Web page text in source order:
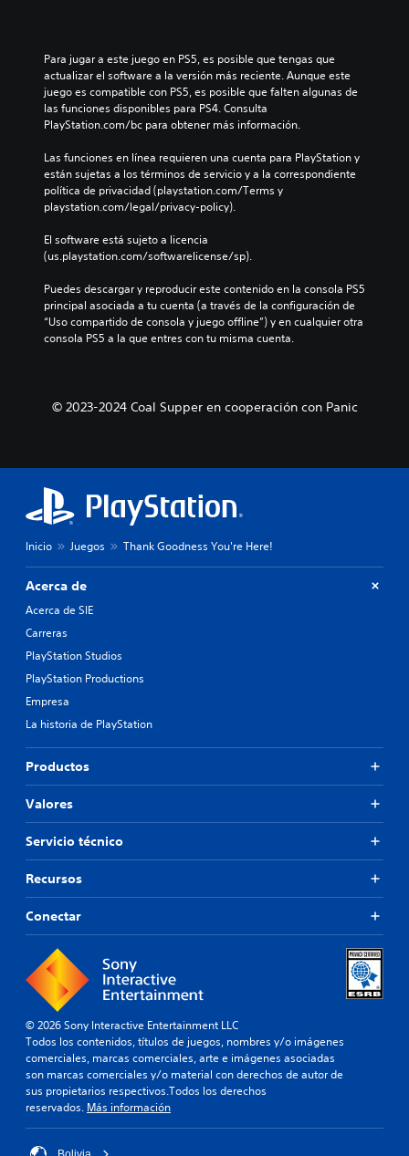
Para jugar a este juego en PS5, es posible que tengas que
actualizar el software a la versión más reciente. Aunque este
juego es compatible con PS5, es posible que falten algunas de
las funciones disponibles para PS4. Consulta
PlayStation.com/bc para obtener más información.
Las funciones en línea requieren una cuenta para PlayStation y
están sujetas a los términos de servicio y a la correspondiente
política de privacidad (playstation.com/Terms y
playstation.com/legal/privacy-policy).
El software está sujeto a licencia
(us.playstation.com/softwarelicense/sp).
Puedes descargar y reproducir este contenido en la consola PS5
principal asociada a tu cuenta (a través de la configuración de
“Uso compartido de consola y juego offline”) y en cualquier otra
consola PS5 a la que entres con tu misma cuenta.
© 2023-2024 Coal Supper en cooperación con Panic
Inicio Juegos Thank Goodness You're Here!
Acerca de
Acerca de SIE
Carreras
PlayStation Studios
PlayStation Productions
Empresa
La historia de PlayStation
Productos
Valores
Servicio técnico
Recursos
Conectar
© 2026 Sony Interactive Entertainment LLC
Todos los contenidos, títulos de juegos, nombres y/o imágenes
comerciales, marcas comerciales, arte e imágenes asociadas
son marcas comerciales y/o material con derechos de autor de
sus propietarios respectivos.Todos los derechos
reservados. Más información